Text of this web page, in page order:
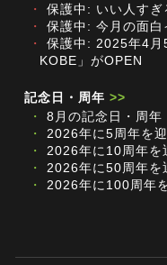
・
保護中: いい人す
・
保護中: 今月の面白
・
保護中: 2025年4月
KOBE」がOPEN
記念日・周年 >>
・
8月の記念日・周年
・
2026年に5周年を
・
2026年に10周年を
・
2026年に50周年を
・
2026年に100周年